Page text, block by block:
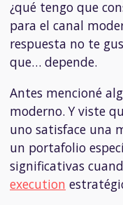
¿qué tengo que
para el canal
respuesta no te
que… depende.
Antes mencioné
moderno. Y viste
uno satisface una
un portafolio
significativas
execution